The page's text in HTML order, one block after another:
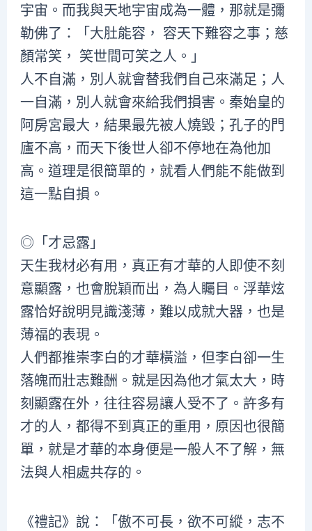
宇宙。而我與天地宇宙成為一體，那就是彌
勒佛了：「大肚能容， 容天下難容之事；慈
顏常笑， 笑世間可笑之人。」
人不自滿，別人就會替我們自己來滿足；人
一自滿，別人就會來給我們損害。秦始皇的
阿房宮最大，結果最先被人燒毀；孔子的門
廬不高，而天下後世人卻不停地在為他加
高。道理是很簡單的，就看人們能不能做到
這一點自損。
◎「才忌露」
天生我材必有用，真正有才華的人即使不刻
意顯露，也會脫穎而出，為人矚目。浮華炫
露恰好說明見識淺薄，難以成就大器，也是
薄福的表現。
人們都推崇李白的才華橫溢，但李白卻一生
落魄而壯志難酬。就是因為他才氣太大，時
刻顯露在外，往往容易讓人受不了。許多有
才的人，都得不到真正的重用，原因也很簡
單，就是才華的本身便是一般人不了解，無
法與人相處共存的。
《禮記》說：「傲不可長，欲不可縱，志不